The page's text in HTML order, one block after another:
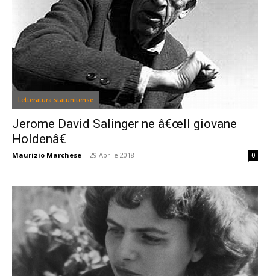
Letteratura statunitense
Jerome David Salinger ne â€œIl giovane
Holdenâ€
Maurizio Marchese - 29 Aprile 2018 0